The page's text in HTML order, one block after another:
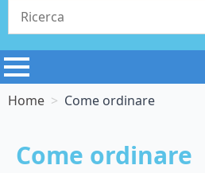
Home Come ordinare
Come ordinare